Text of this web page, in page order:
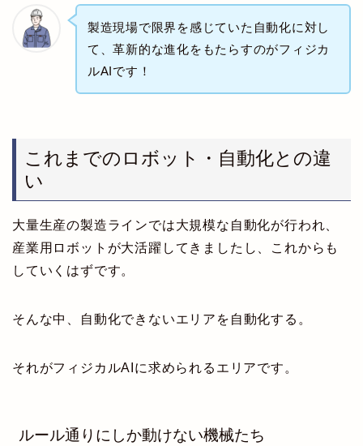
製造現場で限界を感じていた自動化に対し
て、革新的な進化をもたらすのがフィジカ
ルAIです！
これまでのロボット・自動化との違
い
大量生産の製造ラインでは大規模な自動化が行われ、
産業用ロボットが大活躍してきましたし、これからも
していくはずです。
そんな中、自動化できないエリアを自動化する。
それがフィジカルAIに求められるエリアです。
ルール通りにしか動けない機械たち